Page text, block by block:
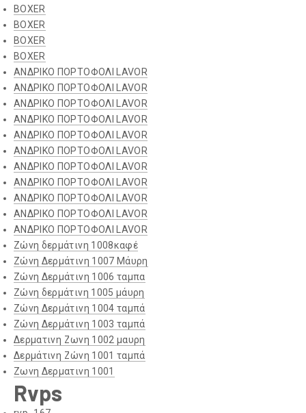
BOXER
BOXER
BOXER
BOXER
ΑΝΔΡΙΚΟ ΠΟΡΤΟΦΟΛΙ LAVOR
ΑΝΔΡΙΚΟ ΠΟΡΤΟΦΟΛΙ LAVOR
ΑΝΔΡΙΚΟ ΠΟΡΤΟΦΟΛΙ LAVOR
ΑΝΔΡΙΚΟ ΠΟΡΤΟΦΟΛΙ LAVOR
ΑΝΔΡΙΚΟ ΠΟΡΤΟΦΟΛΙ LAVOR
ΑΝΔΡΙΚΟ ΠΟΡΤΟΦΟΛΙ LAVOR
ΑΝΔΡΙΚΟ ΠΟΡΤΟΦΟΛΙ LAVOR
ΑΝΔΡΙΚΟ ΠΟΡΤΟΦΟΛΙ LAVOR
ΑΝΔΡΙΚΟ ΠΟΡΤΟΦΟΛΙ LAVOR
ΑΝΔΡΙΚΟ ΠΟΡΤΟΦΟΛΙ LAVOR
ΑΝΔΡΙΚΟ ΠΟΡΤΟΦΟΛΙ LAVOR
Ζώνη δερμάτινη 1008καφέ
Ζώνη Δερμάτινη 1007 Μάυρη
Ζώνη Δερμάτινη 1006 ταμπα
Ζώνη δερμάτινη 1005 μάυρη
Ζώνη Δερμάτινη 1004 ταμπά
Ζώνη Δερμάτινη 1003 ταμπά
Δερματινη Ζωνη 1002 μαυρη
Δερμάτινη Ζώνη 1001 ταμπά
Ζωνη Δερματινη 1001
Rvps